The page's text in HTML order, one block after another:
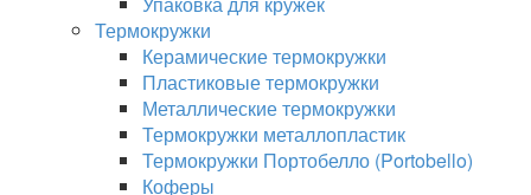
Термокружки
Керамические термокружки
Пластиковые термокружки
Металлические термокружки
Термокружки металлопластик
Термокружки Портобелло (Portobello)
Коферы